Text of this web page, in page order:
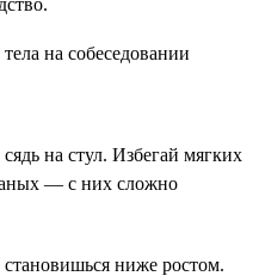
на стул. Избегай мягких
— с них сложно
ниже ростом.